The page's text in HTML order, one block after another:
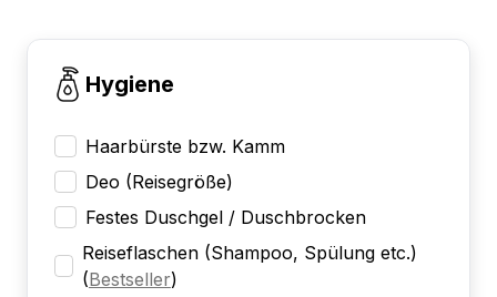
Hygiene
Haarbürste bzw. Kamm
Deo (Reisegröße)
Festes Duschgel / Duschbrocken
Reiseflaschen (Shampoo, Spülung etc.)
(Bestseller)